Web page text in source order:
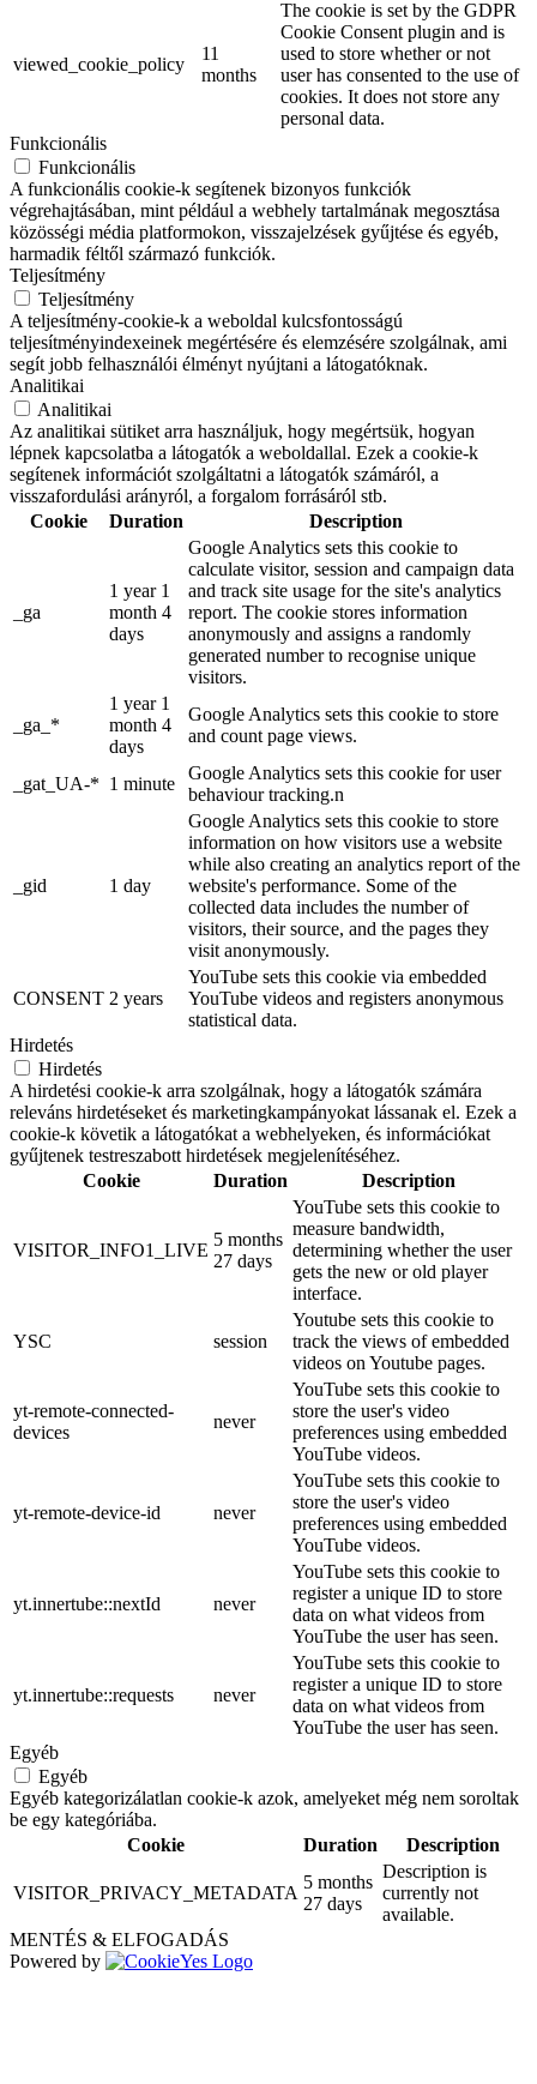
viewed_cookie_policy
11
months
The cookie is set by the GDPR
Cookie Consent plugin and is
used to store whether or not
user has consented to the use of
cookies. It does not store any
personal data.
Funkcionális
Funkcionális
A funkcionális cookie-k segítenek bizonyos funkciók
végrehajtásában, mint például a webhely tartalmának megosztása
közösségi média platformokon, visszajelzések gyűjtése és egyéb,
harmadik féltől származó funkciók.
Teljesítmény
Teljesítmény
A teljesítmény-cookie-k a weboldal kulcsfontosságú
teljesítményindexeinek megértésére és elemzésére szolgálnak, ami
segít jobb felhasználói élményt nyújtani a látogatóknak.
Analitikai
Analitikai
Az analitikai sütiket arra használjuk, hogy megértsük, hogyan
lépnek kapcsolatba a látogatók a weboldallal. Ezek a cookie-k
segítenek információt szolgáltatni a látogatók számáról, a
visszafordulási arányról, a forgalom forrásáról stb.
Cookie
Duration Description
_ga
1 year 1
month 4
days
Google Analytics sets this cookie to
calculate visitor, session and campaign data
and track site usage for the site's analytics
report. The cookie stores information
anonymously and assigns a randomly
generated number to recognise unique
visitors.
_ga_*
1 year 1
month 4
days
Google Analytics sets this cookie to store
and count page views.
_gat_UA-* 1 minute
Google Analytics sets this cookie for user
behaviour tracking.n
_gid 1 day
Google Analytics sets this cookie to store
information on how visitors use a website
while also creating an analytics report of the
website's performance. Some of the
collected data includes the number of
visitors, their source, and the pages they
visit anonymously.
CONSENT 2 years
YouTube sets this cookie via embedded
YouTube videos and registers anonymous
statistical data.
Hirdetés
Hirdetés
A hirdetési cookie-k arra szolgálnak, hogy a látogatók számára
releváns hirdetéseket és marketingkampányokat lássanak el. Ezek a
cookie-k követik a látogatókat a webhelyeken, és információkat
gyűjtenek testreszabott hirdetések megjelenítéséhez.
Cookie
Duration Description
VISITOR_INFO1_LIVE
5 months
27 days
YouTube sets this cookie to
measure bandwidth,
determining whether the user
gets the new or old player
interface.
YSC session
Youtube sets this cookie to
track the views of embedded
videos on Youtube pages.
yt-remote-connected-
devices
never
YouTube sets this cookie to
store the user's video
preferences using embedded
YouTube videos.
yt-remote-device-id never
YouTube sets this cookie to
store the user's video
preferences using embedded
YouTube videos.
yt.innertube::nextId never
YouTube sets this cookie to
register a unique ID to store
data on what videos from
YouTube the user has seen.
yt.innertube::requests never
YouTube sets this cookie to
register a unique ID to store
data on what videos from
YouTube the user has seen.
Egyéb
Egyéb
Egyéb kategorizálatlan cookie-k azok, amelyeket még nem soroltak
be egy kategóriába.
Cookie
Duration Description
VISITOR_PRIVACY_METADATA
5 months
27 days
Description is
currently not
available.
MENTÉS & ELFOGADÁS
Powered by